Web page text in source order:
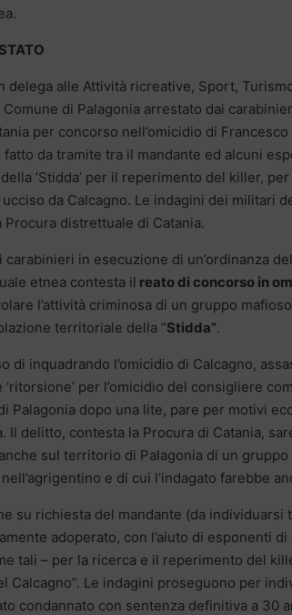
delega alle Attività ricreative, Sport,
Comune di Palagonia arrestato dai
per concorso nell’omicidio di Francesco
fatto da tramite tra il mandante ed alcuni
‘Stidda’ per il reperimento del killer,
da Calcagno. Le indagini dei militari
distrettuale di Catania.
in esecuzione di un’ordinanza
etnea contesta il reato di concorso in
l’attività criminosa di un gruppo
territoriale della “Stidda”.
di inquadrando l’omicidio di Calcagno,
per l’omicidio del consigliere
Palagonia dopo una lite, pare per motivi
Il delitto, contesta la Procura di Catania,
sul territorio di Palagonia di un gruppo
e di cui l’indagato farebbe
su richiesta del mandante (da
adoperato, con l’aiuto di esponenti
tali – per la ricerca e il reperimento del
Calcagno”. Le indagini proseguono per
condannato con sentenza definitiva a 30